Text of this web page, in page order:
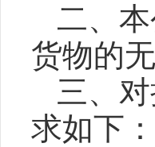
二、
货物的
三、
求如下：